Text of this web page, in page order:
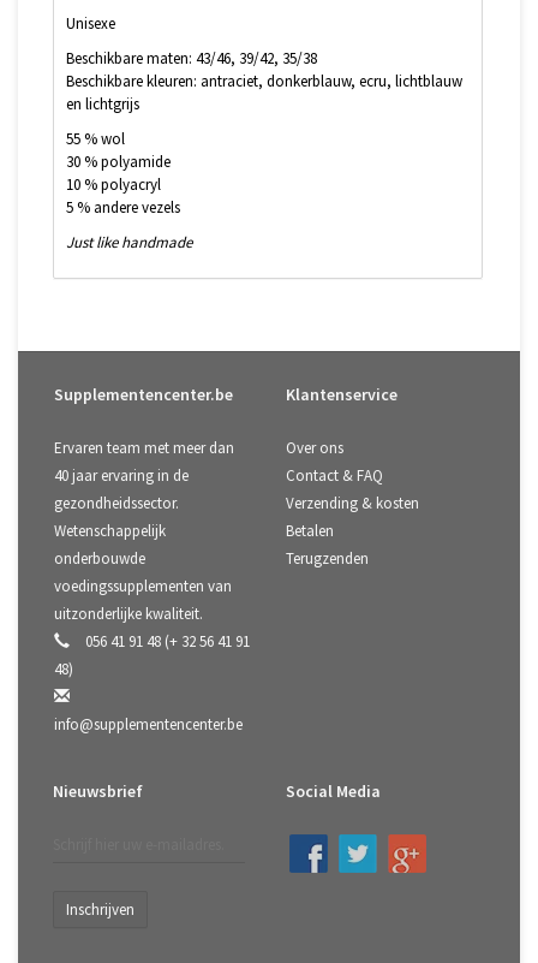
Unisexe
Beschikbare maten: 43/46, 39/42, 35/38
Beschikbare kleuren: antraciet, donkerblauw, ecru, lichtblauw
en lichtgrijs
55 % wol
30 % polyamide
10 % polyacryl
5 % andere vezels
Just like handmade
Supplementencenter.be
Ervaren team met meer dan
40 jaar ervaring in de
gezondheidssector.
Wetenschappelijk
onderbouwde
voedingssupplementen van
uitzonderlijke kwaliteit.
056 41 91 48 (+ 32 56 41 91
48)
info@supplementencenter.be
Klantenservice
Over ons
Contact & FAQ
Verzending & kosten
Betalen
Terugzenden
Nieuwsbrief
Inschrijven
Social Media